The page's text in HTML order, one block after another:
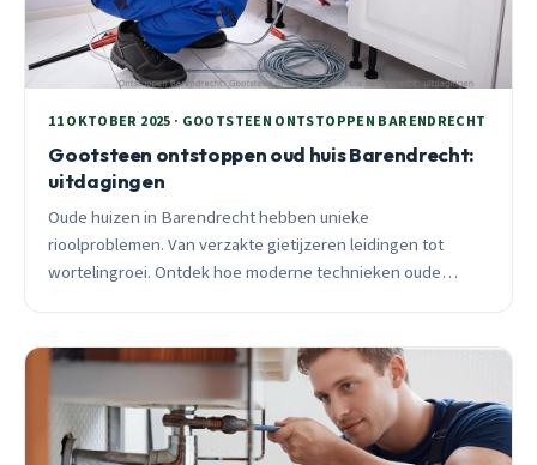
11 OKTOBER 2025 · GOOTSTEEN ONTSTOPPEN BARENDRECHT
Gootsteen ontstoppen oud huis Barendrecht:
uitdagingen
Oude huizen in Barendrecht hebben unieke
rioolproblemen. Van verzakte gietijzeren leidingen tot
wortelingroei. Ontdek hoe moderne technieken oude